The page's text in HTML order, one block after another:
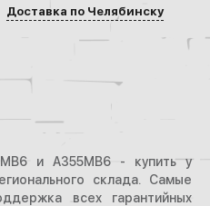
Доставка по Челябинску
и А355МВ6 - купить у
склада. Самые
всех гарантийных